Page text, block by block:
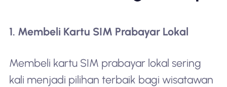
1. Membeli Kartu SIM Prabayar Lokal
Membeli kartu SIM prabayar lokal sering
kali menjadi pilihan terbaik bagi wisatawan